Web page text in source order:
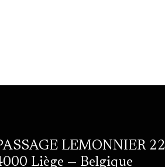
LEMONNIER 22
Liège — Belgique